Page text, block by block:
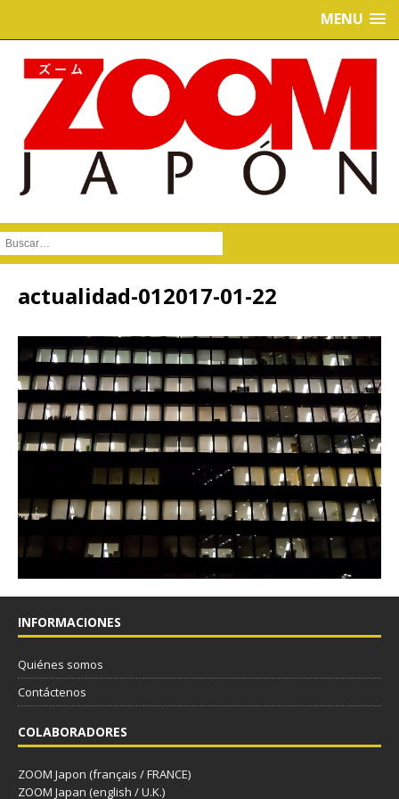
MENU
Buscar :
actualidad-012017-01-22
INFORMACIONES
Quiénes somos
Contáctenos
COLABORADORES
ZOOM Japon (français / FRANCE)
ZOOM Japan (english / U.K.)